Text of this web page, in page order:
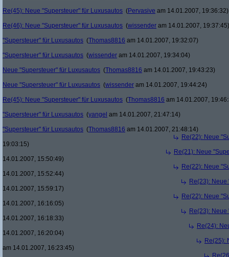
Re(45): Neue "Supersteuer" für Luxusautos (Pervasive am 14.01.2007, 19:36:32)
Re(46): Neue "Supersteuer" für Luxusautos (wissender am 14.01.2007, 19:37:45)
"Supersteuer" für Luxusautos (Thomas8816 am 14.01.2007, 19:32:07)
"Supersteuer" für Luxusautos (wissender am 14.01.2007, 19:34:04)
Neue "Supersteuer" für Luxusautos (Thomas8816 am 14.01.2007, 19:43:23)
Neue "Supersteuer" für Luxusautos (wissender am 14.01.2007, 19:44:24)
Re(45): Neue "Supersteuer" für Luxusautos (Thomas8816 am 14.01.2007,
"Supersteuer" für Luxusautos (yangel am 14.01.2007, 21:47:14)
"Supersteuer" für Luxusautos (Thomas8816 am 14.01.2007, 21:48:14)
Re(22): Neue
19:03:15)
Re(21): Neue
14.01.2007, 15:50:49)
Re(22): Neue
14.01.2007, 15:52:44)
Re(23):
14.01.2007, 15:59:17)
Re(22): Neue
14.01.2007, 16:16:05)
Re(23):
14.01.2007, 16:18:33)
Re(24):
14.01.2007, 16:20:04)
Re(25):
am 14.01.2007, 16:23:45)